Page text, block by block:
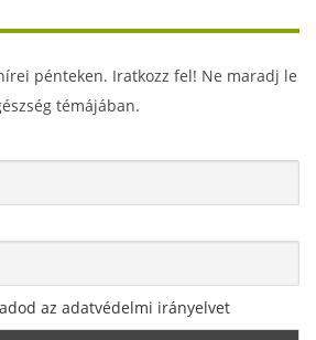
pénteken. Iratkozz fel! Ne maradj le
témájában.
az adatvédelmi irányelvet